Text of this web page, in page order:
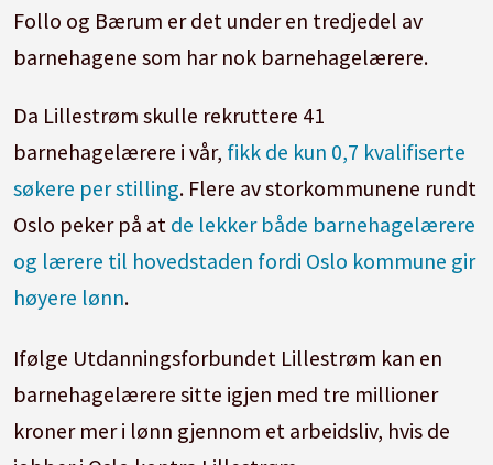
Follo og Bærum er det under en tredjedel av
barnehagene som har nok barnehagelærere.
Da Lillestrøm skulle rekruttere 41
barnehagelærere i vår, fikk de kun 0,7 kvalifiserte
søkere per stilling. Flere av storkommunene rundt
Oslo peker på at de lekker både barnehagelærere
og lærere til hovedstaden fordi Oslo kommune gir
høyere lønn.
Ifølge Utdanningsforbundet Lillestrøm kan en
barnehagelærere sitte igjen med tre millioner
kroner mer i lønn gjennom et arbeidsliv, hvis de